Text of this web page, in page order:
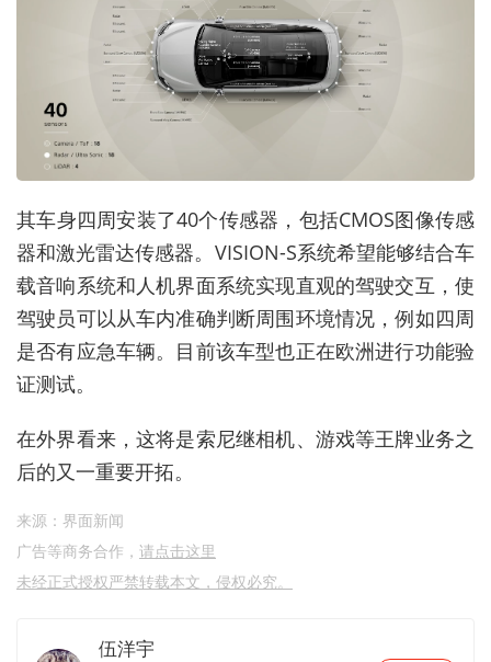
其车身四周安装了40个传感器，包括CMOS图像传感
器和激光雷达传感器。VISION-S系统希望能够结合车
载音响系统和人机界面系统实现直观的驾驶交互，使
驾驶员可以从车内准确判断周围环境情况，例如四周
是否有应急车辆。目前该车型也正在欧洲进行功能验
证测试。
在外界看来，这将是索尼继相机、游戏等王牌业务之
后的又一重要开拓。
来源：界面新闻
广告等商务合作， 请点击这里
未经正式授权严禁转载本文，侵权必究。
伍洋宇